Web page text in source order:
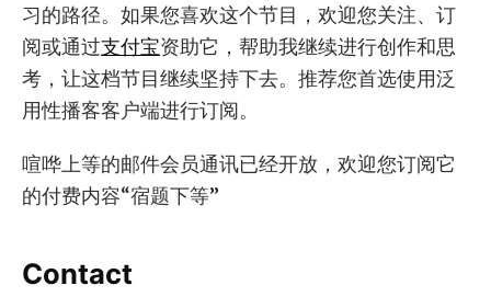
习的路径。如果您喜欢这个节目，欢迎您关注、订
阅或通过支付宝资助它，帮助我继续进行创作和思
考，让这档节目继续坚持下去。推荐您首选使用泛
用性播客客户端进行订阅。
喧哗上等的邮件会员通讯已经开放，欢迎您订阅它
的付费内容“宿题下等”
Contact